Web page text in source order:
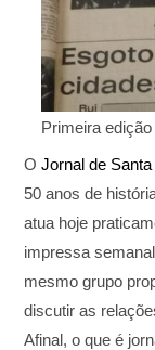
Primeira
OJornal de
50 anos de
atua hoje
impressa
mesmo grupo
discutir as
Afinal, o que é